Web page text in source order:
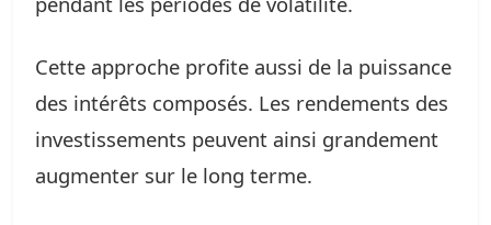
Cette approche profite aussi de la puissance
des intérêts composés. Les rendements des
investissements peuvent ainsi grandement
augmenter sur le long terme.